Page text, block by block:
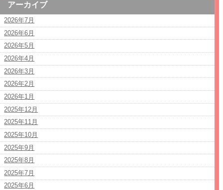
アーカイブ
2026年7月
2026年6月
2026年5月
2026年4月
2026年3月
2026年2月
2026年1月
2025年12月
2025年11月
2025年10月
2025年9月
2025年8月
2025年7月
2025年6月